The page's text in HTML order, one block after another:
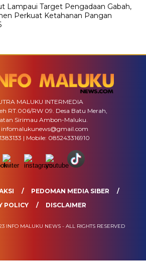
Lampaui Target Pengadaan Gabah,
Perkuat Ketahanan Pangan
MALUKU INTERMEDIA
RT.006/RW 09. Desa Batu Merah,
Sirimau Ambon-Maluku.
infomalukunews@gmail.com
| Mobile: 085243316910
PEDOMAN MEDIA SIBER
POLICY
DISCLAIMER
INFO MALUKU NEWS - ALL RIGHTS RESERVED